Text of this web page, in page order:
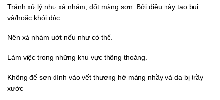
Tránh xử lý như xả nhám, đốt màng sơn. Bởi điều này tạo bụi
và/hoặc khói độc.
Nên xả nhám ướt nếu như có thể.
Làm việc trong những khu vực thông thoáng.
Không để sơn dính vào vết thương hở màng nhầy và da bị trầy
xước